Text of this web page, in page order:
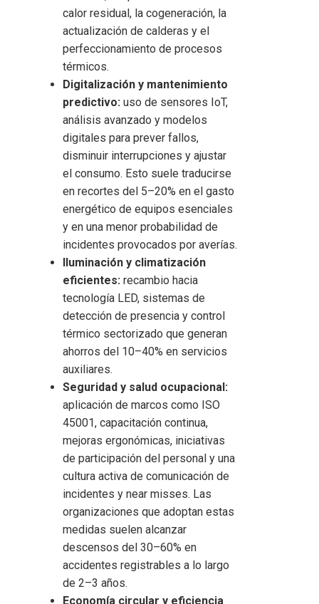
calor residual, la cogeneración, la
actualización de calderas y el
perfeccionamiento de procesos
térmicos.
Digitalización y mantenimiento
predictivo: uso de sensores IoT,
análisis avanzado y modelos
digitales para prever fallos,
disminuir interrupciones y ajustar
el consumo. Esto suele traducirse
en recortes del 5–20% en el gasto
energético de equipos esenciales
y en una menor probabilidad de
incidentes provocados por averías.
Iluminación y climatización
eficientes: recambio hacia
tecnología LED, sistemas de
detección de presencia y control
térmico sectorizado que generan
ahorros del 10–40% en servicios
auxiliares.
Seguridad y salud ocupacional:
aplicación de marcos como ISO
45001, capacitación continua,
mejoras ergonómicas, iniciativas
de participación del personal y una
cultura activa de comunicación de
incidentes y near misses. Las
organizaciones que adoptan estas
medidas suelen alcanzar
descensos del 30–60% en
accidentes registrables a lo largo
de 2–3 años.
Economía circular y eficiencia